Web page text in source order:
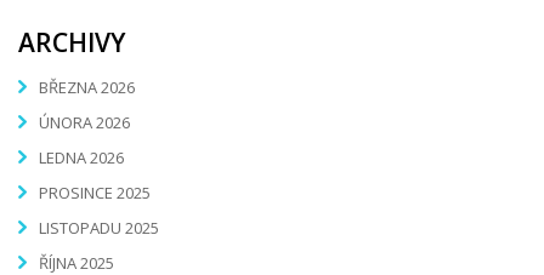
ARCHIVY
BŘEZNA 2026
ÚNORA 2026
LEDNA 2026
PROSINCE 2025
LISTOPADU 2025
ŘÍJNA 2025